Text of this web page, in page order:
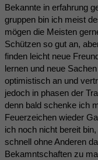
Bekannte in erfahrung
gruppen bin ich meist
mögen die Meisten
Schützen so gut an,
finden leicht neue
lernen und neue
optimistisch an und
jedoch in phasen der
denn bald schenke ich
Feuerzeichen wieder
ich noch nicht bereit
schnell ohne Anderen
Bekamntschaften zu